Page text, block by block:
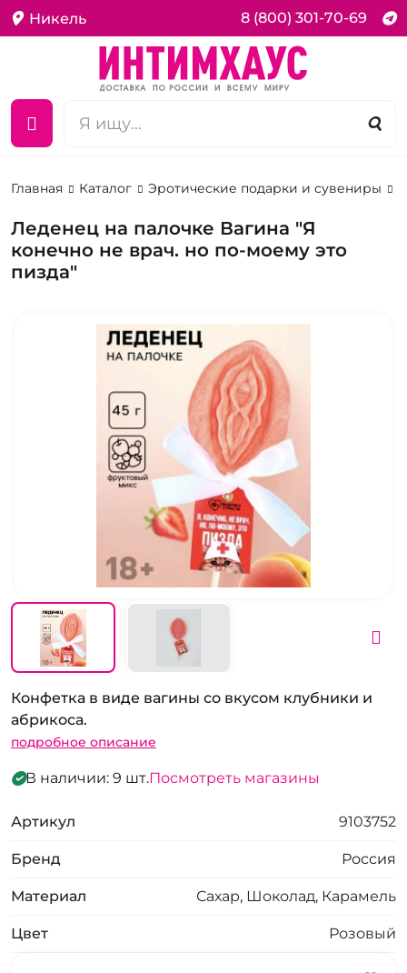
Никель 8 (800) 301-70-69
Главная Каталог Эротические подарки и сувениры
Леденец на палочке Вагина "Я
конечно не врач. но по-моему это
пизда"
Конфетка в виде вагины со вкусом клубники и
абрикоса.
подробное описание
В наличии: 9 шт.Посмотреть магазины
Артикул 9103752
Бренд Россия
Материал Сахар, Шоколад, Карамель
Цвет Розовый